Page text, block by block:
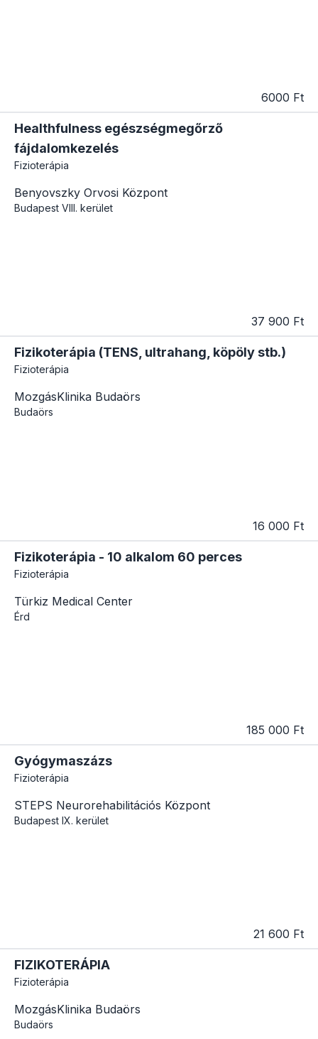
6000 Ft
Healthfulness egészségmegőrző
fájdalomkezelés
Fizioterápia
Benyovszky Orvosi Központ
Budapest VIII. kerület
37 900 Ft
Fizikoterápia (TENS, ultrahang, köpöly stb.)
Fizioterápia
MozgásKlinika Budaörs
Budaörs
16 000 Ft
Fizikoterápia - 10 alkalom 60 perces
Fizioterápia
Türkiz Medical Center
Érd
185 000 Ft
Gyógymaszázs
Fizioterápia
STEPS Neurorehabilitációs Központ
Budapest IX. kerület
21 600 Ft
FIZIKOTERÁPIA
Fizioterápia
MozgásKlinika Budaörs
Budaörs